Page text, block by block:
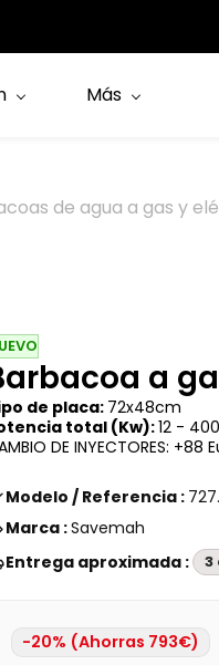
Más
de agua a gas y
a
de placa: 72x48cm
total (Kw):12 -
DE INYECTORES: +88
Modelo / Referencia :
Marca :Savemah
Entrega aproximada : 3
-20% (Ahorras 793€)